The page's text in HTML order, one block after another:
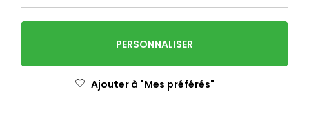
PERSONNALISER
Ajouter à "Mes préférés"